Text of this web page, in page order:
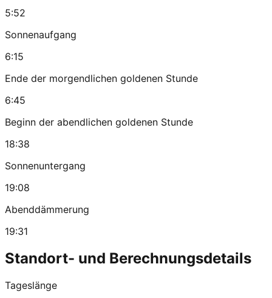
5:52
Sonnenaufgang
6:15
Ende der morgendlichen goldenen Stunde
6:45
Beginn der abendlichen goldenen Stunde
18:38
Sonnenuntergang
19:08
Abenddämmerung
19:31
Standort- und Berechnungsdetails
Tageslänge